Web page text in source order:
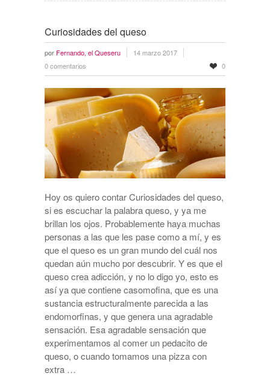
Curiosidades del queso
por Fernando, el Queseru
14 marzo 2017
0 comentarios
0
Hoy os quiero contar Curiosidades del queso,
si es escuchar la palabra queso, y ya me
brillan los ojos. Probablemente haya muchas
personas a las que les pase como a mí, y es
que el queso es un gran mundo del cuál nos
quedan aún mucho por descubrir. Y es que el
queso crea adicción, y no lo digo yo, esto es
así ya que contiene casomofina, que es una
sustancia estructuralmente parecida a las
endomorfinas, y que genera una agradable
sensación. Esa agradable sensación que
experimentamos al comer un pedacito de
queso, o cuando tomamos una pizza con
extra …